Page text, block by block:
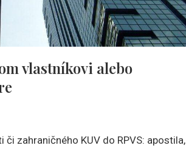
vlastníkovi alebo
zahraničného KUV do RPVS: apostila,